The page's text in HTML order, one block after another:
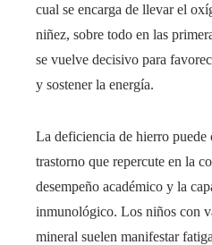
cual se encarga de llevar el
niñez, sobre todo en las
se vuelve decisivo para
y sostener la energía.
La deficiencia de hierro puede
trastorno que repercute en la
desempeño académico y la
inmunológico. Los niños con
mineral suelen manifestar